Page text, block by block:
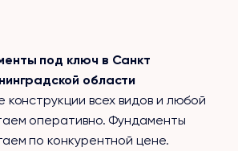
под ключ в Санкт
области
конструкции всех видов и любой
оперативно. Фундаменты
по конкурентной цене.